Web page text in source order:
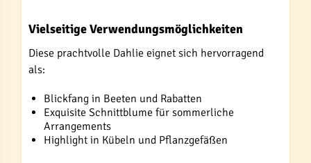
Vielseitige Verwendungsmöglichkeiten
Diese prachtvolle Dahlie eignet sich hervorragend
als:
Blickfang in Beeten und Rabatten
Exquisite Schnittblume für sommerliche
Arrangements
Highlight in Kübeln und Pflanzgefäßen